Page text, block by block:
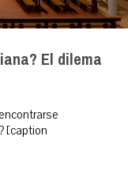
El dilema
[caption